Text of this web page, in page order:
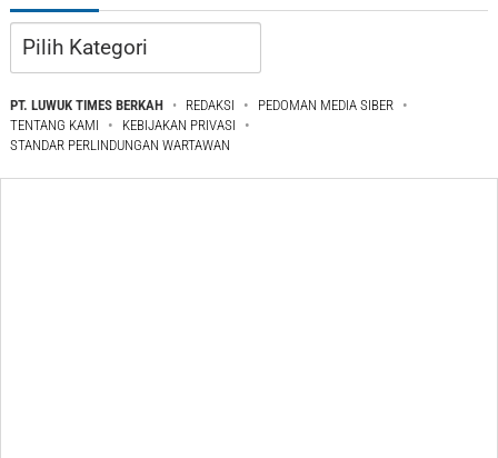
Kategori
PT. LUWUK TIMES BERKAH REDAKSI
PEDOMAN MEDIA SIBER
TENTANG KAMI
KEBIJAKAN PRIVASI
STANDAR PERLINDUNGAN WARTAWAN